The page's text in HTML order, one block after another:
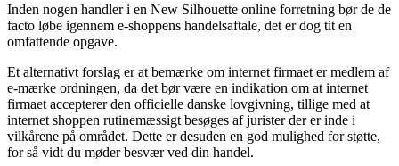
Inden nogen handler i en New Silhouette online forretning bør de de
facto løbe igennem e-shoppens handelsaftale, det er dog tit en
omfattende opgave.
Et alternativt forslag er at bemærke om internet firmaet er medlem af
e-mærke ordningen, da det bør være en indikation om at internet
firmaet accepterer den officielle danske lovgivning, tillige med at
internet shoppen rutinemæssigt besøges af jurister der er inde i
vilkårene på området. Dette er desuden en god mulighed for støtte,
for så vidt du møder besvær ved din handel.